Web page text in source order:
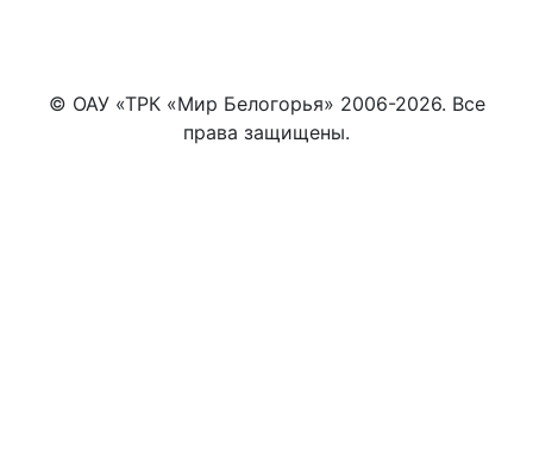
© ОАУ «ТРК «Мир Белогорья» 2006-2026. Все
права защищены.